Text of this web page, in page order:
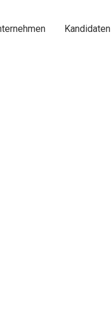
Kandidaten